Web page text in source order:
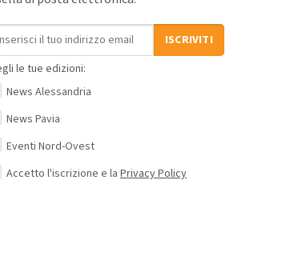
email
ISCRIVITI
le tue edizioni:
News Alessandria
News Pavia
Eventi Nord-Ovest
Accetto l'iscrizione e la Privacy Policy